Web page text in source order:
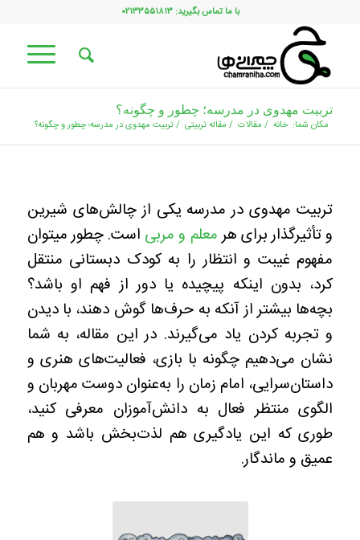
با ما تماس بگیرید: ۰۲۱۳۳۵۵۱۸۱۳
تربیت مهدوی در مدرسه؛ چطور و چگونه؟
مکان شما: خانه / مقالات / مقاله تربیتی /تربیت مهدوی در مدرسه؛ چطور و چگونه؟
تربیت مهدوی در مدرسه یکی از چالش‌های شیرین
و تأثیرگذار برای هرمعلم و مربی است. چطور میتوان
مفهوم غیبت و انتظار را به کودک دبستانی منتقل
کرد، بدون اینکه پیچیده یا دور از فهم او باشد؟
بچه‌ها بیشتر از آنکه به حرف‌ها گوش دهند، با دیدن
و تجربه کردن یاد می‌گیرند. در این مقاله، به شما
نشان می‌دهیم چگونه با بازی، فعالیت‌های هنری و
داستان‌سرایی، امام زمان را به‌عنوان دوست مهربان و
الگوی منتظر فعال به دانش‌آموزان معرفی کنید،
طوری که این یادگیری هم لذت‌بخش باشد و هم
عمیق و ماندگار.